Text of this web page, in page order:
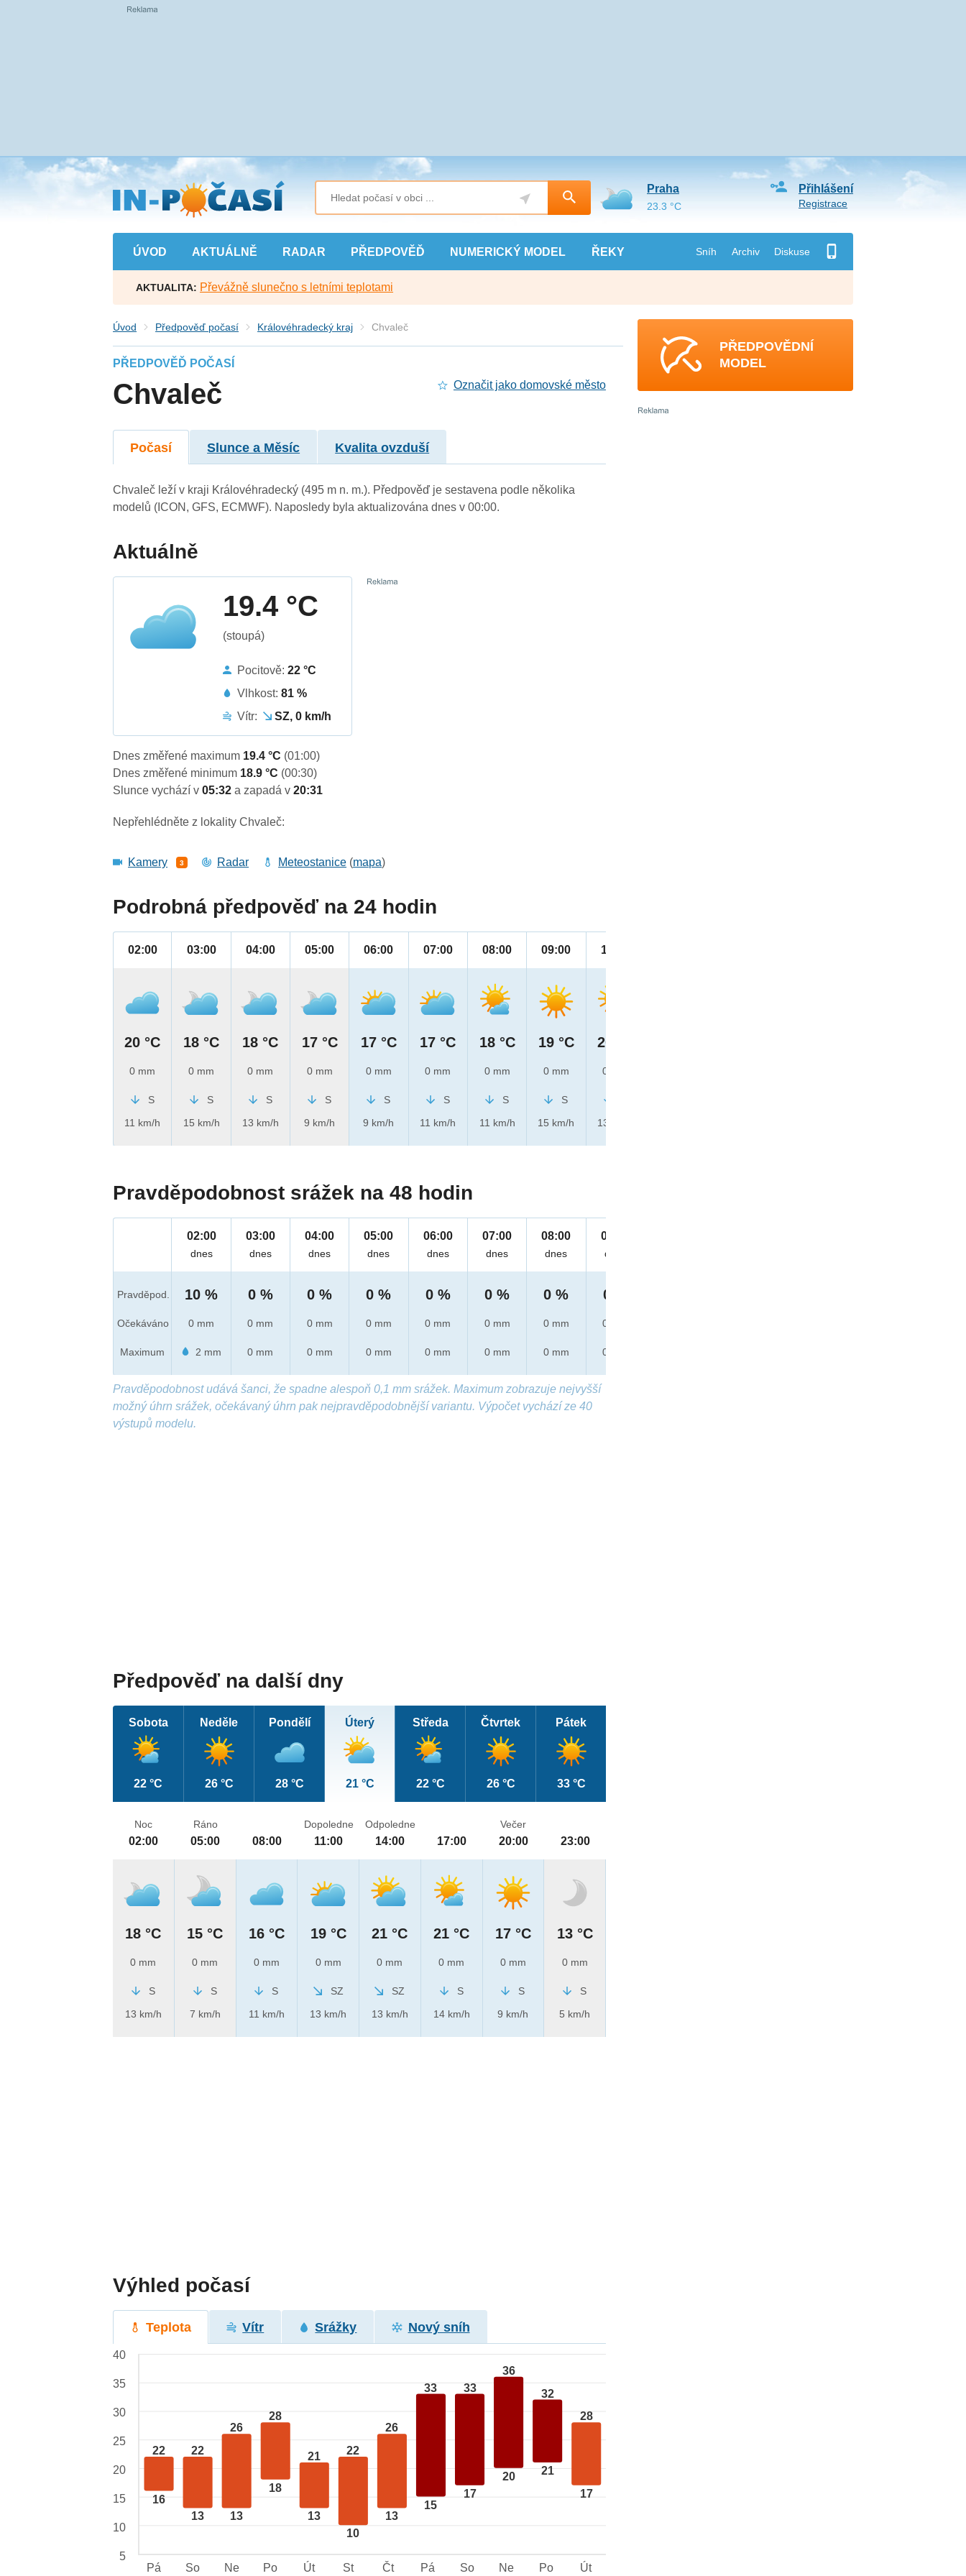
Přejít
na
hlavní
obsah
ÚVOD AKTUÁLNĚ RADAR PŘEDPOVĚĎ NUMERICKÝ MODEL ŘEKY Sníh Archiv Diskuse
Přihlášení
Registrace
Praha
23.3 °C
AKTUALITA: Převážně slunečno s letními teplotami
Úvod Předpověď počasí Královéhradecký kraj Chvaleč
PŘEDPOVĚĎ POČASÍ
Chvaleč Označit jako domovské město
Počasí Slunce a Měsíc Kvalita ovzduší
Chvaleč leží v kraji Královéhradecký (495 m n. m.). Předpověď je sestavena podle několika
modelů (ICON, GFS, ECMWF). Naposledy byla aktualizována dnes v 00:00.
Aktuálně
19.4 °C
(stoupá)
Pocitově:22 °C
Vlhkost:81 %
Vítr:
SZ, 0 km/h
Dnes změřené maximum 19.4 °C (01:00)
Dnes změřené minimum 18.9 °C (00:30)
Slunce vychází v05:32a zapadá v20:31
Nepřehlédněte z lokality Chvaleč:
Kamery 3 Radar Meteostanice (mapa)
Podrobná předpověď na 24 hodin
02:00
20 °C
0 mm
S
11 km/h
03:00
18 °C
0 mm
S
15 km/h
04:00
18 °C
0 mm
S
13 km/h
05:00
17 °C
0 mm
S
9 km/h
06:00
17 °C
0 mm
S
9 km/h
07:00
17 °C
0 mm
S
11 km/h
08:00
18 °C
0 mm
S
11 km/h
09:00
19 °C
0 mm
S
15 km/h
10:00
20 °C
0 mm
13 km/h
Pravděpodobnost srážek na 48 hodin
Pravděpod.
Očekáváno
Maximum
02:00
dnes
10 %
0 mm
2 mm
03:00
dnes
0 %
0 mm
0 mm
04:00
dnes
0 %
0 mm
0 mm
05:00
dnes
0 %
0 mm
0 mm
06:00
dnes
0 %
0 mm
0 mm
07:00
dnes
0 %
0 mm
0 mm
08:00
dnes
0 %
0 mm
0 mm
09:00
dnes
0 %
0 mm
0 mm
Pravděpodobnost udává šanci, že spadne alespoň 0,1 mm srážek. Maximum zobrazuje nejvyšší
možný úhrn srážek, očekávaný úhrn pak nejpravděpodobnější variantu. Výpočet vychází ze 40
výstupů modelu.
Předpověď na další dny
Sobota
22 °C
Neděle
26 °C
Pondělí
28 °C
Úterý
21 °C
Středa
22 °C
Čtvrtek
26 °C
Pátek
33 °C
Noc
02:00
18 °C
0 mm
S
13 km/h
Ráno
05:00
15 °C
0 mm
S
7 km/h
08:00
16 °C
0 mm
S
11 km/h
Dopoledne
11:00
19 °C
0 mm
SZ
13 km/h
Odpoledne
14:00
21 °C
0 mm
SZ
13 km/h
17:00
21 °C
0 mm
S
14 km/h
Večer
20:00
17 °C
0 mm
S
9 km/h
23:00
13 °C
0 mm
S
5 km/h
Výhled počasí
Teplota Vítr Srážky Nový sníh
22
16
22
13
26
13
28
18
21
13
22
10
26
13
33
15
33
17
36
20
32
21
28
17
40
35
30
25
20
15
10
5
Pá
So Ne Po Út St Čt Pá So Ne Po Út
PŘEDPOVĚDNÍ
MODEL